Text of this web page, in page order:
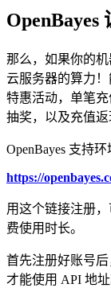
OpenBayes
那么，如果你的
云服务器的算力
特惠活动，单笔充
抽奖，以及充值返
OpenBayes 支持
https://
用这个链接注册，
费使用时长。
首先注册好账号
才能使用 API 地址